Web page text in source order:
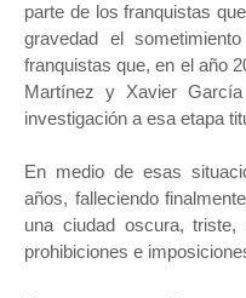
parte de los franquistas
gravedad el
franquistas que, en el año
Martínez y Xavier
investigación a esa etapa
En medio de esas
años, falleciendo
una ciudad oscura,
prohibiciones e